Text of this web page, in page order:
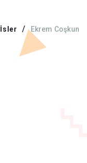
İsler Ekrem Coşkun